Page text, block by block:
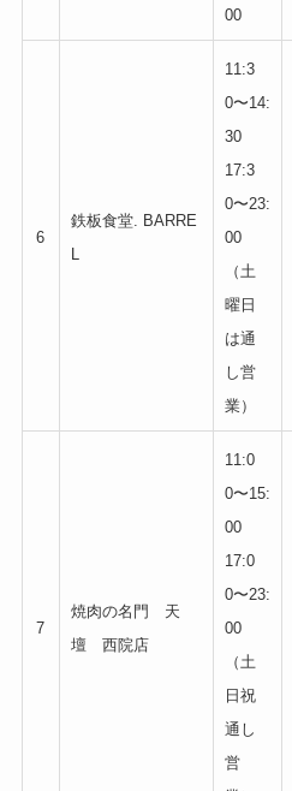
00
6
鉄板食堂. BARRE
L
11:3
0〜14:
30
17:3
0〜23:
00
（土
曜日
は通
し営
業）
7
焼肉の名門 天
壇 西院店
11:0
0〜15:
00
17:0
0〜23:
00
（土
日祝
通し
営